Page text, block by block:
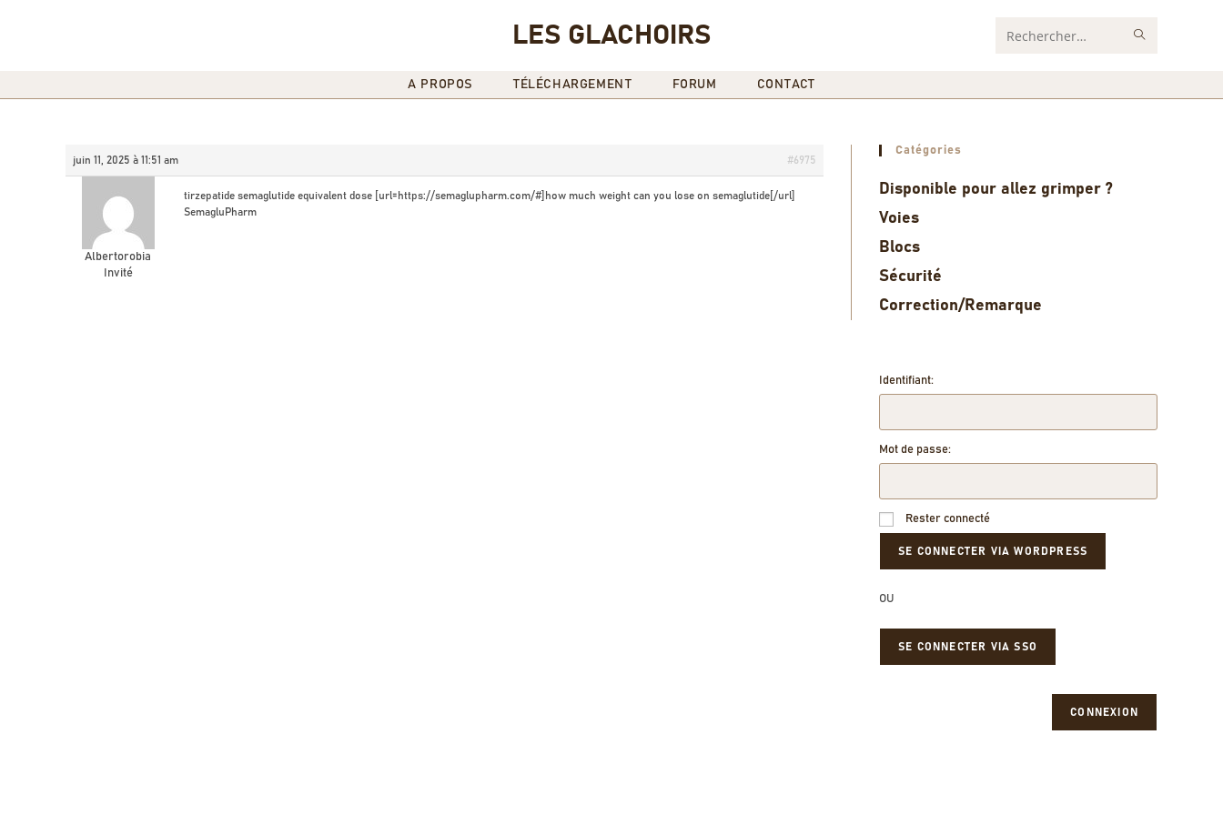
LES GLACHOIRS Rechercher
A PROPOS TÉLÉCHARGEMENT FORUM CONTACT
juin 11, 2025 à 11:51 am #6975
Albertorobia
Invité
tirzepatide semaglutide equivalent dose [url=https://semaglupharm.com/#]how much weight can you lose on semaglutide[/url]
SemagluPharm
Catégories
Disponible pour allez grimper ?
Voies
Blocs
Sécurité
Correction/Remarque
Identifiant:
Mot de passe:
Rester connecté
OU
SE CONNECTER VIA SSO
CONNEXION